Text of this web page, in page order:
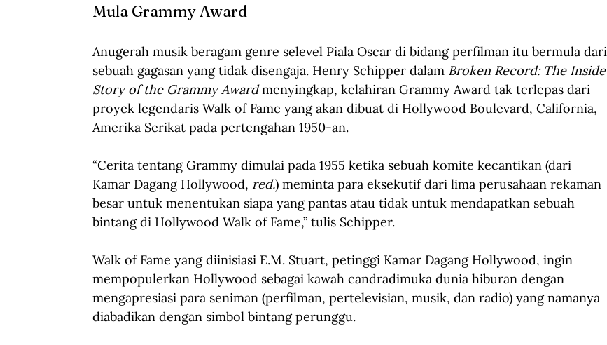
Mula Grammy Award
Anugerah musik beragam genre selevel Piala Oscar di bidang perfilman itu bermula dari
sebuah gagasan yang tidak disengaja. Henry Schipper dalam Broken Record: The Inside
Story of the Grammy Award menyingkap, kelahiran Grammy Award tak terlepas dari
proyek legendaris Walk of Fame yang akan dibuat di Hollywood Boulevard, California,
Amerika Serikat pada pertengahan 1950-an.
“Cerita tentang Grammy dimulai pada 1955 ketika sebuah komite kecantikan (dari
Kamar Dagang Hollywood, red.) meminta para eksekutif dari lima perusahaan rekaman
besar untuk menentukan siapa yang pantas atau tidak untuk mendapatkan sebuah
bintang di Hollywood Walk of Fame,” tulis Schipper.
Walk of Fame yang diinisiasi E.M. Stuart, petinggi Kamar Dagang Hollywood, ingin
mempopulerkan Hollywood sebagai kawah candradimuka dunia hiburan dengan
mengapresiasi para seniman (perfilman, pertelevisian, musik, dan radio) yang namanya
diabadikan dengan simbol bintang perunggu.